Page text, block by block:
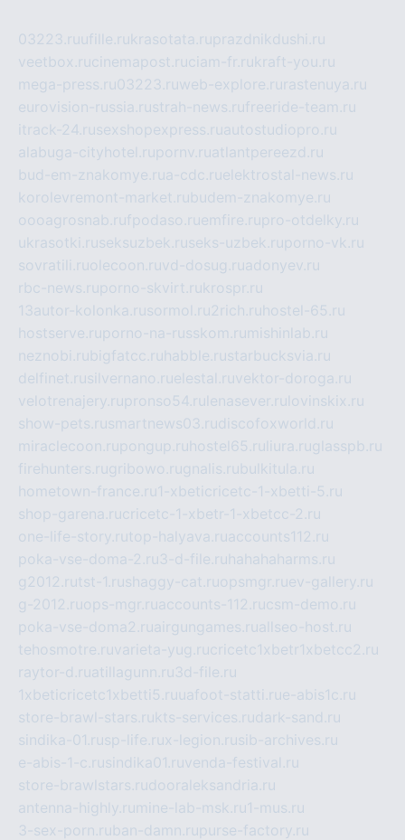
03223.ruufille.rukrasotata.ruprazdnikdushi.ru
veetbox.rucinemapost.ruciam-fr.rukraft-you.ru
mega-press.ru03223.ruweb-explore.ru rastenuya.ru
eurovision-russia.rustrah-news.rufreeride-team.ru
itrack-24.rusexshopexpress.ruautostudiopro.ru
alabuga-cityhotel.rupornv.ruatlantpereezd.ru
bud-em-znakomye.rua-cdc.ruelektrostal-news.ru
korolevremont-market.rubudem-znakomye.ru
oooagrosnab.rufpodaso.ruemfire.rupro-otdelky.ru
ukrasotki.ruseksuzbek.ruseks-uzbek.ruporno-vk.ru
sovratili.ruolecoon.ruvd-dosug.ruadonyev.ru
rbc-news.ruporno-skvirt.rukrospr.ru
13autor-kolonka.rusormol.ru2rich.ru hostel-65.ru
hostserve.ruporno-na-russkom.ru mishinlab.ru
neznobi.rubigfatcc.ru habble.rustarbucksvia.ru
delfinet.rusilvernano.ruelestal.ruvektor-doroga.ru
velotrenajery.rupronso54.ru lenasever.ru lovinskix.ru
show-pets.rusmartnews03.rudiscofoxworld.ru
miraclecoon.rupongup.ru hostel65.ru liura.ruglasspb.ru
firehunters.rugribowo.rugnalis.rubulkitula.ru
hometown-france.ru1-xbeticricetc-1-xbetti-5.ru
shop-garena.rucricetc-1-xbetr-1-xbetcc-2.ru
one-life-story.rutop-halyava.ruaccounts112.ru
poka-vse-doma-2.ru3-d-file.ru hahahaharms.ru
g2012.rutst-1.rushaggy-cat.ruopsmgr.ruev-gallery.ru
g-2012.ruops-mgr.ruaccounts-112.rucsm-demo.ru
poka-vse-doma2.ruairgungames.ruallseo-host.ru
tehosmotre.ruvarieta-yug.rucricetc1xbetr1xbetcc2.ru
raytor-d.ruatillagunn.ru3d-file.ru
1xbeticricetc1xbetti5.ruuafoot-statti.rue-abis1c.ru
store-brawl-stars.rukts-services.rudark-sand.ru
sindika-01.rusp-life.rux-legion.rusib-archives.ru
e-abis-1-c.rusindika01.ruvenda-festival.ru
store-brawlstars.rudooraleksandria.ru
antenna-highly.ru mine-lab-msk.ru1-mus.ru
3-sex-porn.ruban-damn.rupurse-factory.ru